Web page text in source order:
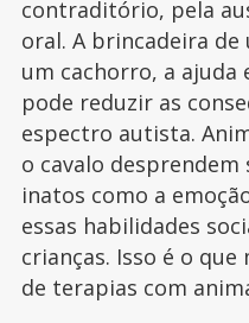
contraditório, pela
oral. A brincadeira
um cachorro, a ajuda
pode reduzir as
espectro autista.
o cavalo
inatos como a
essas habilidades
crianças. Isso é o que
de terapias com